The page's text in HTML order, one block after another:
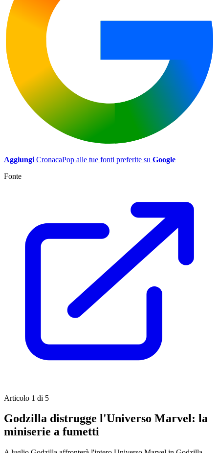
Aggiungi CronacaPop alle tue fonti preferite su Google
Fonte
Articolo 1 di 5
Godzilla distrugge l'Universo Marvel: la
miniserie a fumetti